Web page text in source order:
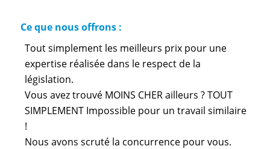
Ce que nous offrons :
Tout simplement les meilleurs prix pour une
expertise réalisée dans le respect de la
législation.
Vous avez trouvé MOINS CHER ailleurs ? TOUT
SIMPLEMENT Impossible pour un travail similaire
!
Nous avons scruté la concurrence pour vous.